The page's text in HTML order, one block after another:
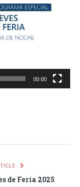
00:00
de Feria 2025